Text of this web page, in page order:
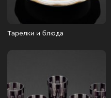
Тарелки и блюда